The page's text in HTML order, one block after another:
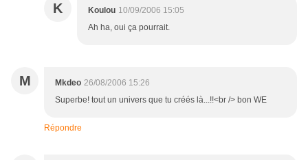
K Koulou 10/09/2006 15:05
Ah ha, oui ça pourrait.
M Mkdeo 26/08/2006 15:26
Superbe! tout un univers que tu créés là...!!<br /> bon WE
Répondre